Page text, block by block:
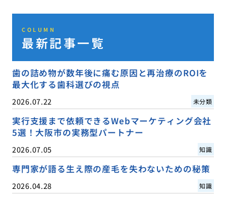
COLUMN
最新記事一覧
歯の詰め物が数年後に痛む原因と再治療のROIを
最大化する歯科選びの視点
2026.07.22 未分類
実行支援まで依頼できるWebマーケティング会社
5選！大阪市の実務型パートナー
2026.07.05 知識
専門家が語る生え際の産毛を失わないための秘策
2026.04.28 知識